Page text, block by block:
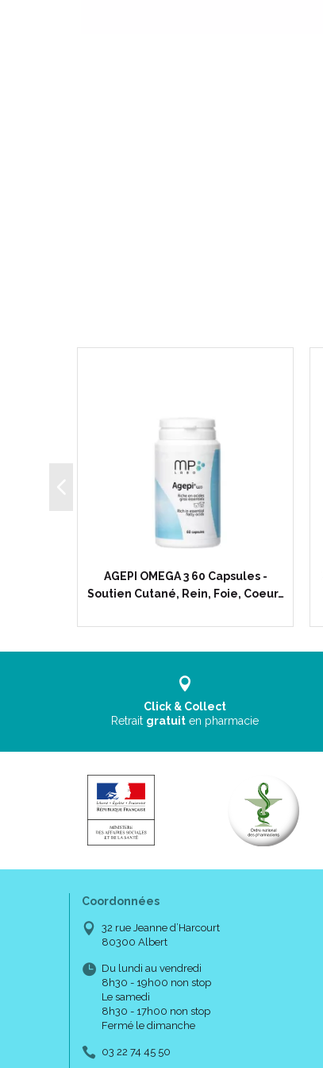
AGEPI OMEGA 3 60 Capsules -
Soutien Cutané, Rein, Foie, Coeur…
Click & Collect
Retrait gratuit en pharmacie
Coordonnées
32 rue Jeanne d’Harcourt
80300 Albert
Du lundi au vendredi
8h30 - 19h00 non stop
Le samedi
8h30 - 17h00 non stop
Fermé le dimanche
03 22 74 45 50